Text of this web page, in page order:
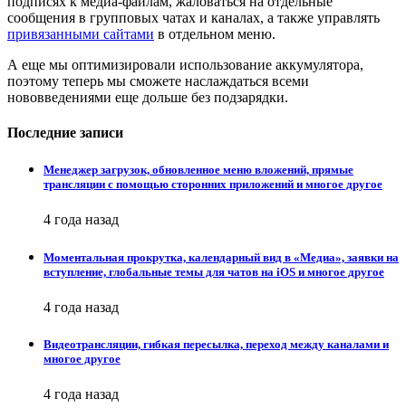
сообщения в групповых чатах и каналах, а также управлять
привязанными сайтами в отдельном меню.
А еще мы оптимизировали использование аккумулятора,
поэтому теперь мы сможете наслаждаться всеми
нововведениями еще дольше без подзарядки.
Последние записи
Менеджер загрузок, обновленное меню вложений, прямые
трансляции с помощью сторонних приложений и многое другое
4 года назад
Моментальная прокрутка, календарный вид в «Медиа», заявки на
вступление, глобальные темы для чатов на iOS и многое другое
4 года назад
Видеотрансляции, гибкая пересылка, переход между каналами и
многое другое
4 года назад